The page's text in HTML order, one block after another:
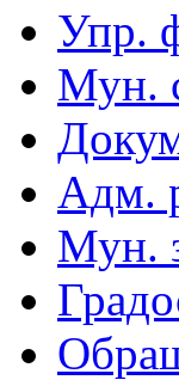
Упр.
Мун.
Адм.
Мун.